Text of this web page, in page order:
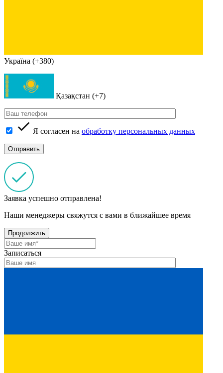
Україна (+380)
Қазақстан (+7)
Я согласен на обработку персональных данных
Заявка успешно отправлена!
Наши менеджеры свяжутся с вами в ближайшее время
Продолжить
Записаться